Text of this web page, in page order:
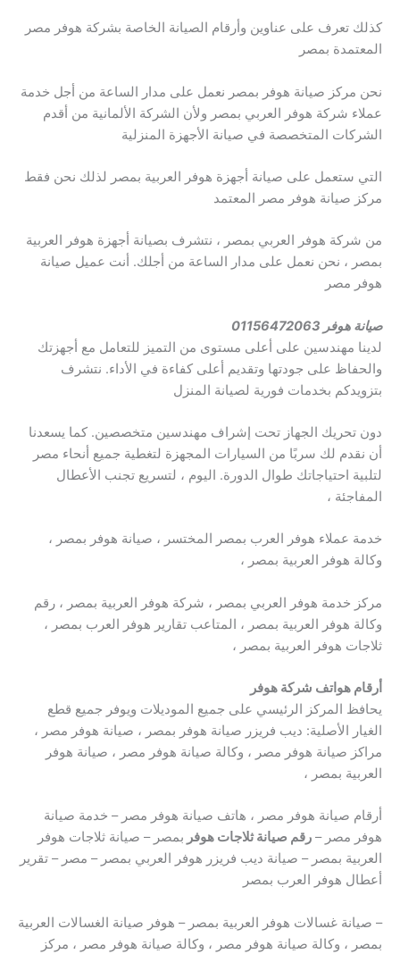
كذلك تعرف على عناوين وأرقام الصيانة الخاصة بشركة هوفر مصر
المعتمدة بمصر
نحن مركز صيانة هوفر بمصر نعمل على مدار الساعة من أجل خدمة
عملاء شركة هوفر العربي بمصر ولأن الشركة الألمانية من أقدم
الشركات المتخصصة في صيانة الأجهزة المنزلية
التي ستعمل على صيانة أجهزة هوفر العربية بمصر لذلك نحن فقط
مركز صيانة هوفر مصر المعتمد
من شركة هوفر العربي بمصر ، نتشرف بصيانة أجهزة هوفر العربية
بمصر ، نحن نعمل على مدار الساعة من أجلك. أنت عميل صيانة
هوفر مصر
صيانة هوفر 01156472063
لدينا مهندسين على أعلى مستوى من التميز للتعامل مع أجهزتك
والحفاظ على جودتها وتقديم أعلى كفاءة في الأداء. نتشرف
بتزويدكم بخدمات فورية لصيانة المنزل
دون تحريك الجهاز تحت إشراف مهندسين متخصصين. كما يسعدنا
أن نقدم لك سربًا من السيارات المجهزة لتغطية جميع أنحاء مصر
لتلبية احتياجاتك طوال الدورة. اليوم ، لتسريع تجنب الأعطال
المفاجئة ،
خدمة عملاء هوفر العرب بمصر المختسر ، صيانة هوفر بمصر ،
وكالة هوفر العربية بمصر ،
مركز خدمة هوفر العربي بمصر ، شركة هوفر العربية بمصر ، رقم
وكالة هوفر العربية بمصر ، المتاعب تقارير هوفر العرب بمصر ،
ثلاجات هوفر العربية بمصر ،
أرقام هواتف شركة هوفر
يحافظ المركز الرئيسي على جميع الموديلات ويوفر جميع قطع
الغيار الأصلية: ديب فريزر صيانة هوفر بمصر ، صيانة هوفر مصر ،
مراكز صيانة هوفر مصر ، وكالة صيانة هوفر مصر ، صيانة هوفر
العربية بمصر ،
أرقام صيانة هوفر مصر ، هاتف صيانة هوفر مصر – خدمة صيانة
هوفر مصر – رقم صيانة ثلاجات هوفر بمصر – صيانة ثلاجات هوفر
العربية بمصر – صيانة ديب فريزر هوفر العربي بمصر – مصر – تقرير
أعطال هوفر العرب بمصر
– صيانة غسالات هوفر العربية بمصر – هوفر صيانة الغسالات العربية
بمصر ، وكالة صيانة هوفر مصر ، وكالة صيانة هوفر مصر ، مركز